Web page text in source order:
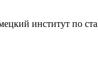
институт по